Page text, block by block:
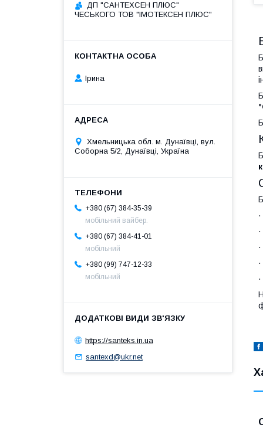
ДП "САНТЕХСЕН ПЛЮС"
ЧЕСЬКОГО ТОВ "ІМОТЕКСЕН ПЛЮС"
Ірина
Хмельницька обл. м. Дунаївці, вул.
Соборна 5/2, Дунаївці, Україна
+380 (67) 384-35-39
мобільний вайбер.
+380 (67) 384-41-01
мобільний
+380 (99) 747-12-33
мобільний
https://santeks.in.ua
santexd@ukr.net